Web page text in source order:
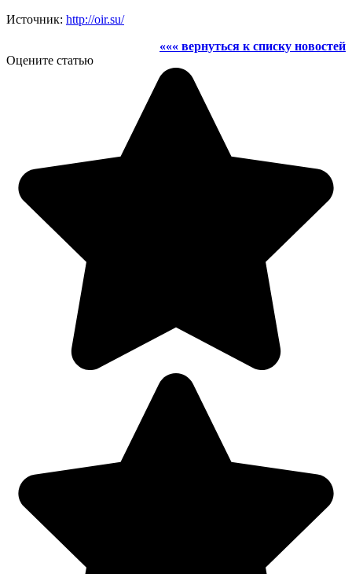
Источник: http://oir.su/
««« вернуться к списку новостей
Оцените статью